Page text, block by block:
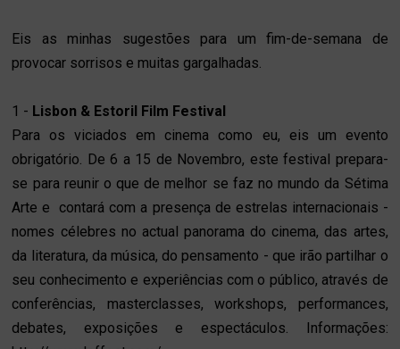
Eis as minhas sugestões para um fim-de-semana de
provocar sorrisos e muitas gargalhadas.
1 - Lisbon & Estoril Film Festival
Para os viciados em cinema como eu, eis um evento
obrigatório. De 6 a 15 de Novembro, este festival prepara-
se para reunir o que de melhor se faz no mundo da Sétima
Arte e contará com a presença de estrelas internacionais -
nomes célebres no actual panorama do cinema, das artes,
da literatura, da música, do pensamento - que irão partilhar o
seu conhecimento e experiências com o público, através de
conferências, masterclasses, workshops, performances,
debates, exposições e espectáculos. Informações: